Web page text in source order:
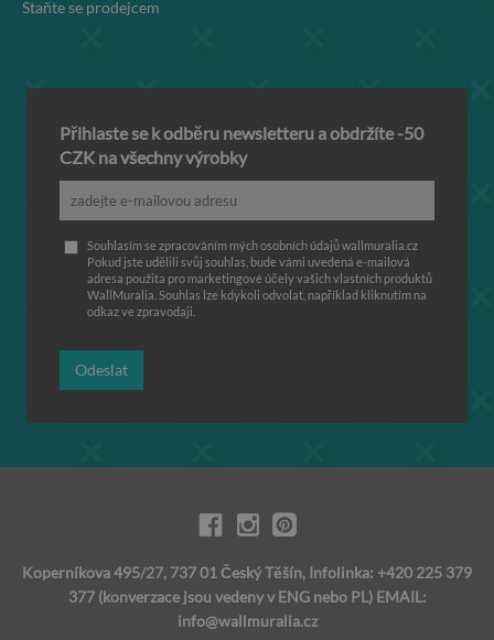
Staňte se prodejcem
Přihlaste se k odběru newsletteru a obdržíte -50
CZK na všechny výrobky
Souhlasím se zpracováním mých osobních údajů wallmuralia.cz
Pokud jste udělili svůj souhlas, bude vámi uvedená e-mailová
adresa použita pro marketingové účely vašich vlastních produktů
WallMuralia. Souhlas lze kdykoli odvolat, například kliknutím na
odkaz ve zpravodaji.
Odeslat
Koperníkova 495/27, 737 01 Český Těšín, Infolinka: +420 225 379
377 (konverzace jsou vedeny v ENG nebo PL) EMAIL:
info@wallmuralia.cz